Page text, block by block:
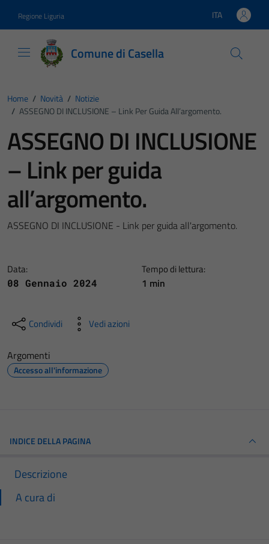
Regione Liguria Lingua attiva:
ITA
Comune di Casella
Home / Novità / Notizie
/ ASSEGNO DI INCLUSIONE – Link Per Guida All’argomento.
ASSEGNO DI INCLUSIONE
– Link per guida
all’argomento.
ASSEGNO DI INCLUSIONE - Link per guida all'argomento.
Data:
08 Gennaio 2024
Tempo di lettura:
1 min
Condividi Vedi azioni
Argomenti
Accesso all'informazione
INDICE DELLA PAGINA
Descrizione
A cura di